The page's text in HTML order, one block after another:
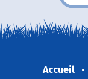
Accueil